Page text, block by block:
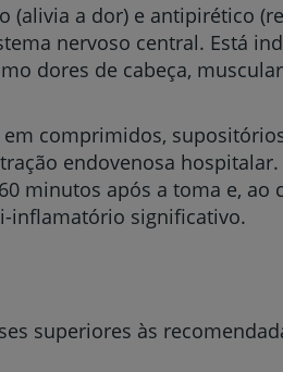
e bem-
(alivia a dor) e antipirético
nervoso central. Está
dores de cabeça,
comprimidos,
endovenosa
minutos após a toma e, ao
inflamatório significativo.
superiores às